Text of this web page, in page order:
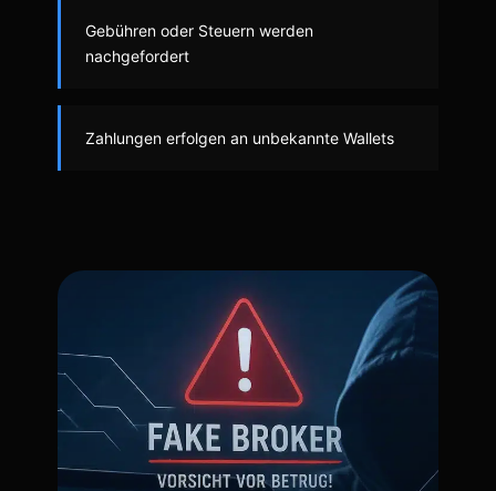
Gebühren oder Steuern werden
nachgefordert
Zahlungen erfolgen an unbekannte Wallets